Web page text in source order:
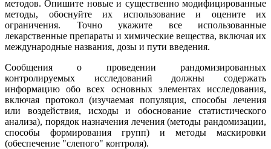
методов. Опишите новые и существенно модифицированные
методы, обоснуйте их использование и оцените их
ограничения. Точно укажите все использованные
лекарственные препараты и химические вещества, включая их
международные названия, дозы и пути введения.
Сообщения о проведении рандомизированных
контролируемых исследований должны содержать
информацию обо всех основных элементах исследования,
включая протокол (изучаемая популяция, способы лечения
или воздействия, исходы и обоснование статистического
анализа), порядок назначения лечения (методы рандомизации,
способы формирования групп) и методы маскировки
(обеспечение "слепого" контроля).